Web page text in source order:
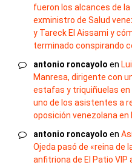
fueron los alcances de la
exministro de Salud
y Tareck El Aissami y
terminado conspirando
antonio roncayolo en
Manresa, dirigente con
estafas y triquiñuelas en
uno de los asistentes a
oposición venezolana en
antonio roncayolo en
Ojeda pasó de «reina de
anfitriona de El Patio VIP